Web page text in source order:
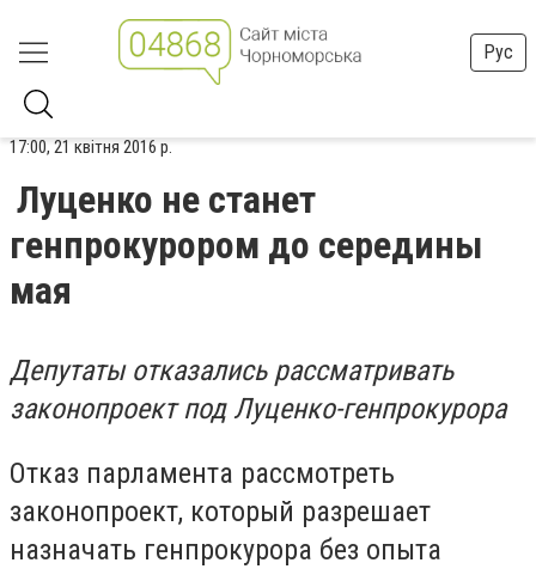
Рус
17:00, 21 квітня 2016 р.
Луценко не станет
генпрокурором до середины
мая
Депутаты отказались рассматривать
законопроект под Луценко-генпрокурора
Отказ парламента рассмотреть
законопроект, который разрешает
назначать генпрокурора без опыта